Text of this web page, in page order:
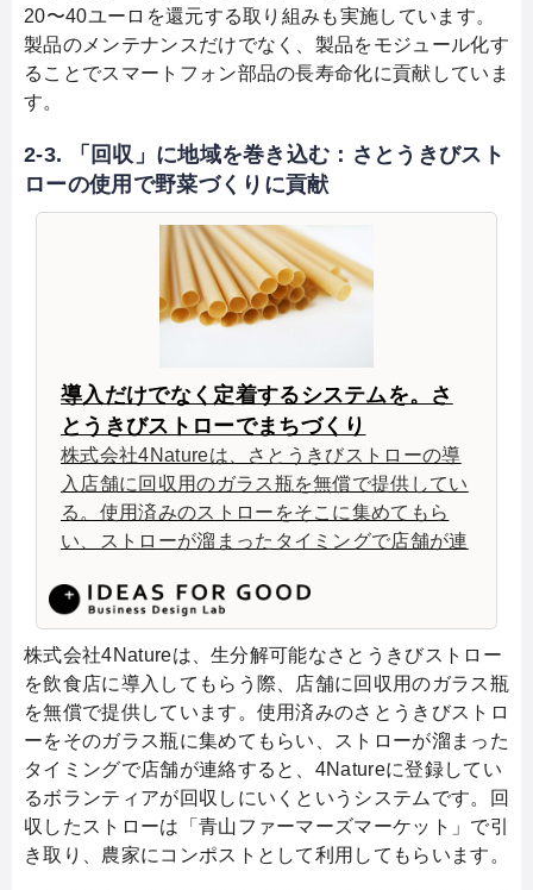
20〜40ユーロを還元する取り組みも実施しています。
製品のメンテナンスだけでなく、製品をモジュール化す
ることでスマートフォン部品の長寿命化に貢献していま
す。
2-3. 「回収」に地域を巻き込む：さとうきびスト
ローの使用で野菜づくりに貢献
導入だけでなく定着するシステムを。さ
とうきびストローでまちづくり
株式会社4Natureは、さとうきびストローの導
入店舗に回収用のガラス瓶を無償で提供してい
る。使用済みのストローをそこに集めてもら
い、ストローが溜まったタイミングで店舗が連
アの人が回収しにいくというシステムだ。回収
したストローは「青山ファーマーズマーケッ
ト」で引き取り、家畜農家に持っていきコンポ
ストに利用してもらう。彼らは、飲食店で使わ
れたストローが農家の手にわたり、野菜を育て
るためのコンポストに活用され、育った野菜を
シェフが買いに来て、お店で提供されるという
理想の循環型システムを目指している。
株式会社4Natureは、生分解可能なさとうきびストロー
を飲食店に導入してもらう際、店舗に回収用のガラス瓶
を無償で提供しています。使用済みのさとうきびストロ
ーをそのガラス瓶に集めてもらい、ストローが溜まった
タイミングで店舗が連絡すると、4Natureに登録してい
るボランティアが回収しにいくというシステムです。回
収したストローは「青山ファーマーズマーケット」で引
き取り、農家にコンポストとして利用してもらいます。